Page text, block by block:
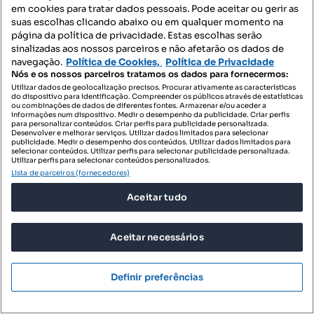
500 000 €1736,11 €/m²
Moradia T4 para venda
Rua Gil Eanes - Urbanização Casal do Saldanha, Nossa Senhora de Fátima, Entroncamento, Santarém
Tipologia
T4
Preço por metro quadrado
288 m²
Grupo REMAX Rumo
Profissional
em cookies para tratar dados pessoais. Pode aceitar ou gerir as
suas escolhas clicando abaixo ou em qualquer momento na
página da política de privacidade. Estas escolhas serão
sinalizadas aos nossos parceiros e não afetarão os dados de
navegação. Política de Cookies, Política de Privacidade
Nós e os nossos parceiros tratamos os dados para fornecermos:
Utilizar dados de geolocalização precisos. Procurar ativamente as características
do dispositivo para identificação. Compreender os públicos através de estatísticas
ou combinações de dados de diferentes fontes. Armazenar e/ou aceder a
informações num dispositivo. Medir o desempenho da publicidade. Criar perfis
para personalizar conteúdos. Criar perfis para publicidade personalizada.
Desenvolver e melhorar serviços. Utilizar dados limitados para selecionar
publicidade. Medir o desempenho dos conteúdos. Utilizar dados limitados para
selecionar conteúdos. Utilizar perfis para selecionar publicidade personalizada.
Utilizar perfis para selecionar conteúdos personalizados.
Lista de parceiros (fornecedores)
Aceitar tudo
Aceitar necessários
Definir preferências